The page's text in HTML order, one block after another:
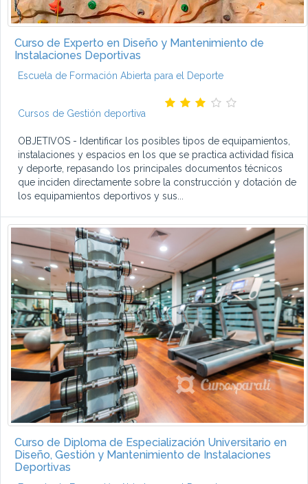
Curso de Experto en Diseño y Mantenimiento de
Instalaciones Deportivas
Escuela de Formación Abierta para el Deporte
Cursos de Gestión deportiva
OBJETIVOS - Identificar los posibles tipos de equipamientos,
instalaciones y espacios en los que se practica actividad física
y deporte, repasando los principales documentos técnicos
que inciden directamente sobre la construcción y dotación de
los equipamientos deportivos y sus...
Curso de Diploma de Especialización Universitario en
Diseño, Gestión y Mantenimiento de Instalaciones
Deportivas